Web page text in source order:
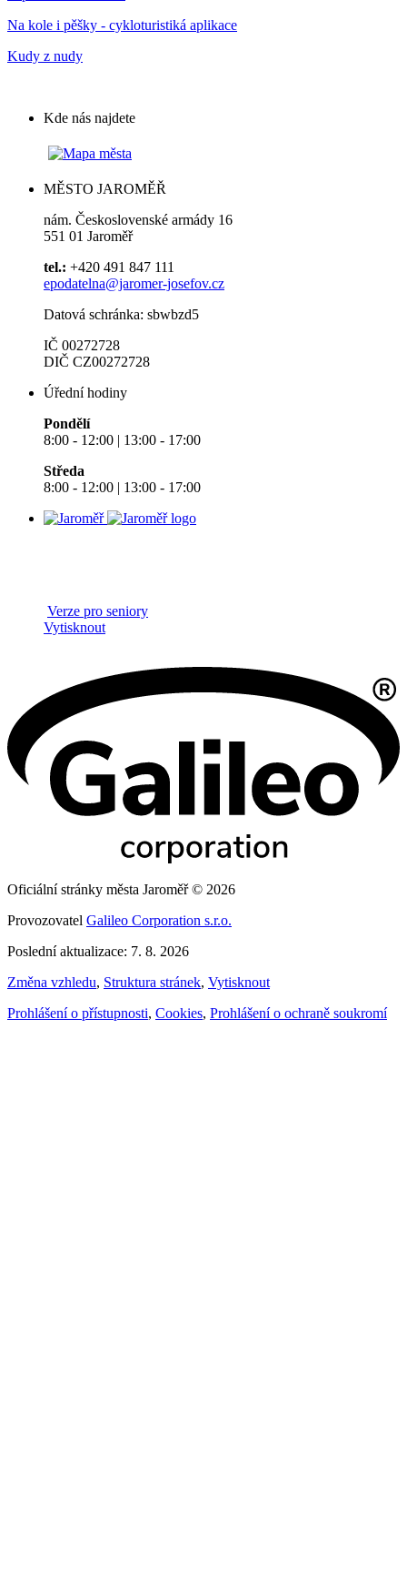
Na kole i pěšky - cykloturistiká aplikace
Kudy z nudy
Kde nás najdete
MĚSTO JAROMĚŘ
nám. Československé armády 16
551 01 Jaroměř
tel.: +420 491 847 111
epodatelna@jaromer-josefov.cz
Datová schránka: sbwbzd5
IČ 00272728
DIČ CZ00272728
Úřední hodiny
Pondělí
8:00 - 12:00 | 13:00 - 17:00
Středa
8:00 - 12:00 | 13:00 - 17:00
Verze pro seniory
Vytisknout
Oficiální stránky města Jaroměř © 2026
Provozovatel Galileo Corporation s.r.o.
Poslední aktualizace: 7. 8. 2026
Změna vzhledu, Struktura stránek, Vytisknout
Prohlášení o přístupnosti, Cookies, Prohlášení o ochraně soukromí